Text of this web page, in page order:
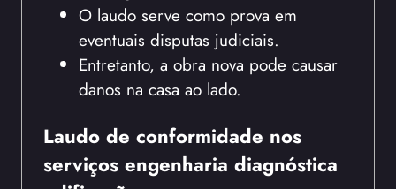
O laudo serve como prova em
eventuais disputas judiciais.
Entretanto, a obra nova pode causar
danos na casa ao lado.
Laudo de conformidade nos
serviços engenharia diagnóstica